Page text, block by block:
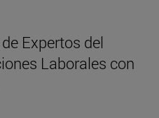
Expertos del
Laborales con